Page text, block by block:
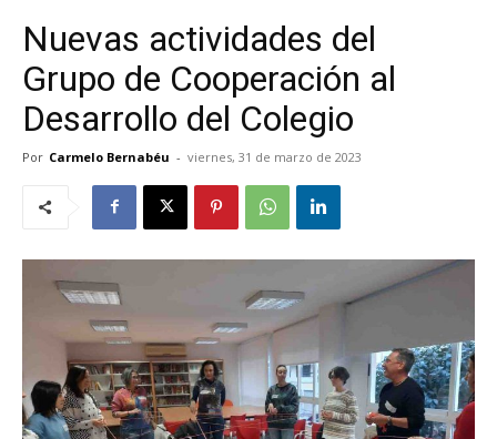
Nuevas actividades del
Grupo de Cooperación al
Desarrollo del Colegio
Por Carmelo Bernabéu - viernes, 31 de marzo de 2023